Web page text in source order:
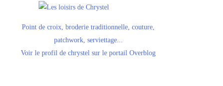
Point de croix, broderie traditionnelle, couture,
patchwork, serviettage...
Voir le profil de chrystel sur le portail Overblog